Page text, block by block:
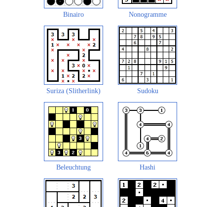
Binairo Nonogramme
Suriza (Slitherlink) Sudoku
Beleuchtung Hashi